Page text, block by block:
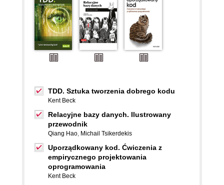
TDD. Sztuka tworzenia dobrego kodu
Kent Beck
Relacyjne bazy danych. Ilustrowany
przewodnik
Qiang Hao, Michail Tsikerdekis
Uporządkowany kod. Ćwiczenia z
empirycznego projektowania
oprogramowania
Kent Beck